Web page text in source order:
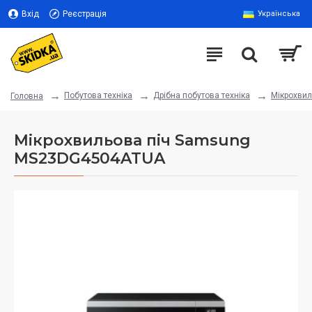
Вхід Реєстрація Українська
Головна Побутова техніка Дрібна побутова техніка
Мікрохвильова піч Samsung
MS23DG4504ATUA